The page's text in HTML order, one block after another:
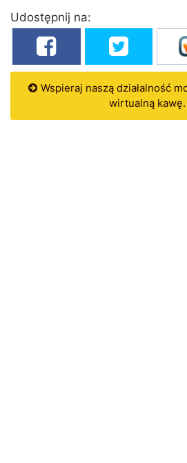
Udostępnij na:
Wspieraj naszą działalność
wirtualną kawę.